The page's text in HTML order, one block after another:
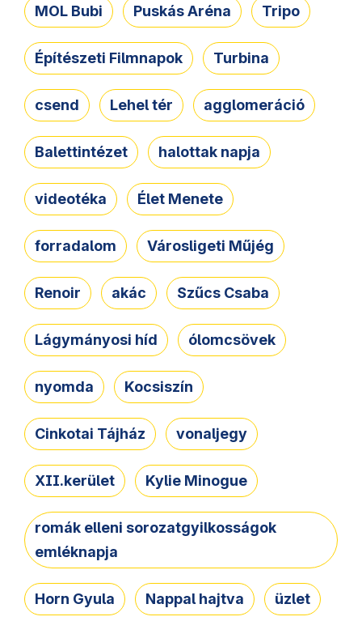
MOL Bubi Puskás Aréna Tripo
Építészeti Filmnapok Turbina
csend Lehel tér agglomeráció
Balettintézet halottak napja
videotéka Élet Menete
forradalom Városligeti Műjég
Renoir akác Szűcs Csaba
Lágymányosi híd ólomcsövek
nyomda Kocsiszín
Cinkotai Tájház vonaljegy
XII.kerület Kylie Minogue
romák elleni sorozatgyilkosságok
emléknapja
Horn Gyula Nappal hajtva üzlet